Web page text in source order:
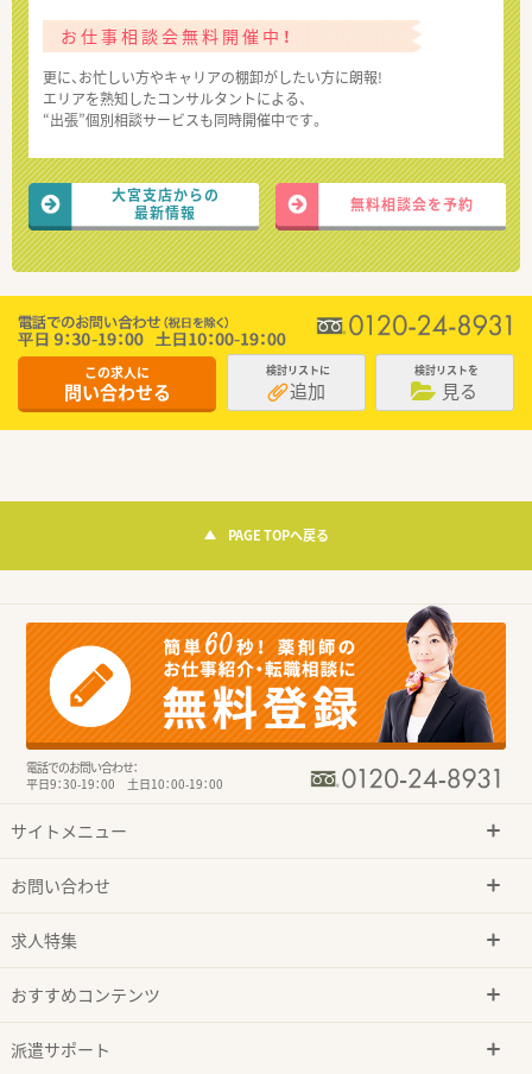
お仕事相談会無料開催中！
更に、お忙しい方やキャリアの棚卸がしたい方に朗報!
エリアを熟知したコンサルタントによる、
“出張”個別相談サービスも同時開催中です。
大宮支店からの
最新情報
無料相談会を予約
この求人に
問い合わせる
検討リストに
追加
検討リストを
見る
PAGE TOPへ戻る
電話でのお問い合わせ：
平日9：30-19：00 土日10：00-19：00
サイトメニュー
お問い合わせ
求人特集
おすすめコンテンツ
派遣サポート